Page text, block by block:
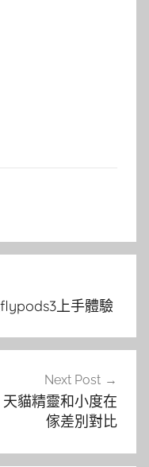
上手體驗
Next Post
貓精靈和小度在
傢差別對比